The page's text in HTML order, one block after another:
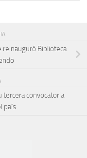
reinauguró Biblioteca
tercera convocatoria
país